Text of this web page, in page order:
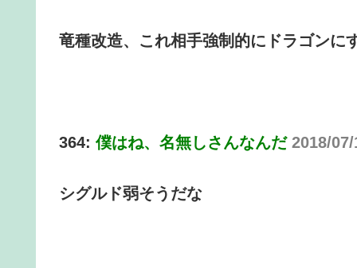
竜種改造、これ相手強制的にドラゴンに
364:僕はね、名無しさんなんだ 2018/
シグルド弱そうだな